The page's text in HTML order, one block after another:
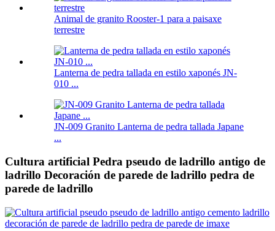
Animal de granito Rooster-1 para a paisaxe
terrestre
Lanterna de pedra tallada en estilo xaponés JN-
010 ...
JN-009 Granito Lanterna de pedra tallada Japane
...
Cultura artificial Pedra pseudo de ladrillo antigo de
ladrillo Decoración de parede de ladrillo pedra de
parede de ladrillo